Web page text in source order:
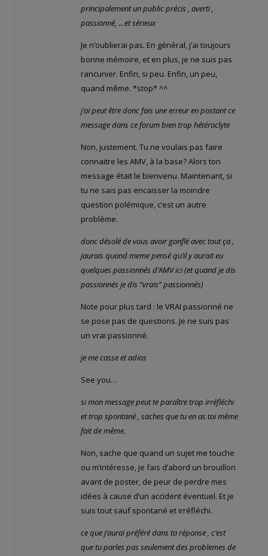
principalement un public précis , averti ,
passionné, …et sérieux
Je n’oublierai pas. En général, j’ai toujours
bonne mémoire, et en plus, je ne suis pas
rancunier. Enfin, si peu. Enfin, un peu,
quand même. *stop* ^^
j’ai peut être donc fais une erreur en postant ce
message dans ce forum bien trop hétéroclyte
Non, justement. Tu ne voulais pas faire
connaitre les AMV, à la base? Alors ton
message était le bienvenu. Maintenant, si
tu ne sais pas encaisser la moindre
question polémique, c’est un autre
problème.
donc désolé de vous avoir gonflé avec tout ça ,
jaurais quand meme pensé qu’il y aurait eu
quelques passionnés d’AMV ici (et quand je dis
passionnés je dis “vrais” passionnés)
Note pour plus tard : le VRAI passionné ne
se pose pas de questions. Je ne suis pas
un vrai passionné.
je me casse et adios
See you…
si mon message peut te paraître trop irréfléchi
et trop spontané , saches que tu en as toi même
fait de même.
Non, sache que quand un sujet me touche
ou m’intéresse, je fais d’abord un brouillon
avant de poster, de peur de perdre mes
idées à cause d’un accident éventuel. Et je
suis tout sauf spontané et irréfléchi.
ce que j’aurai préféré dans ta réponse , c’est
que tu parles pas seulement des problemes de